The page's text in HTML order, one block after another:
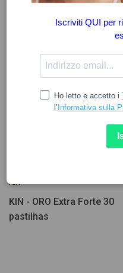
KIN
KIN - ORO Extra Forte 30
pastilhas